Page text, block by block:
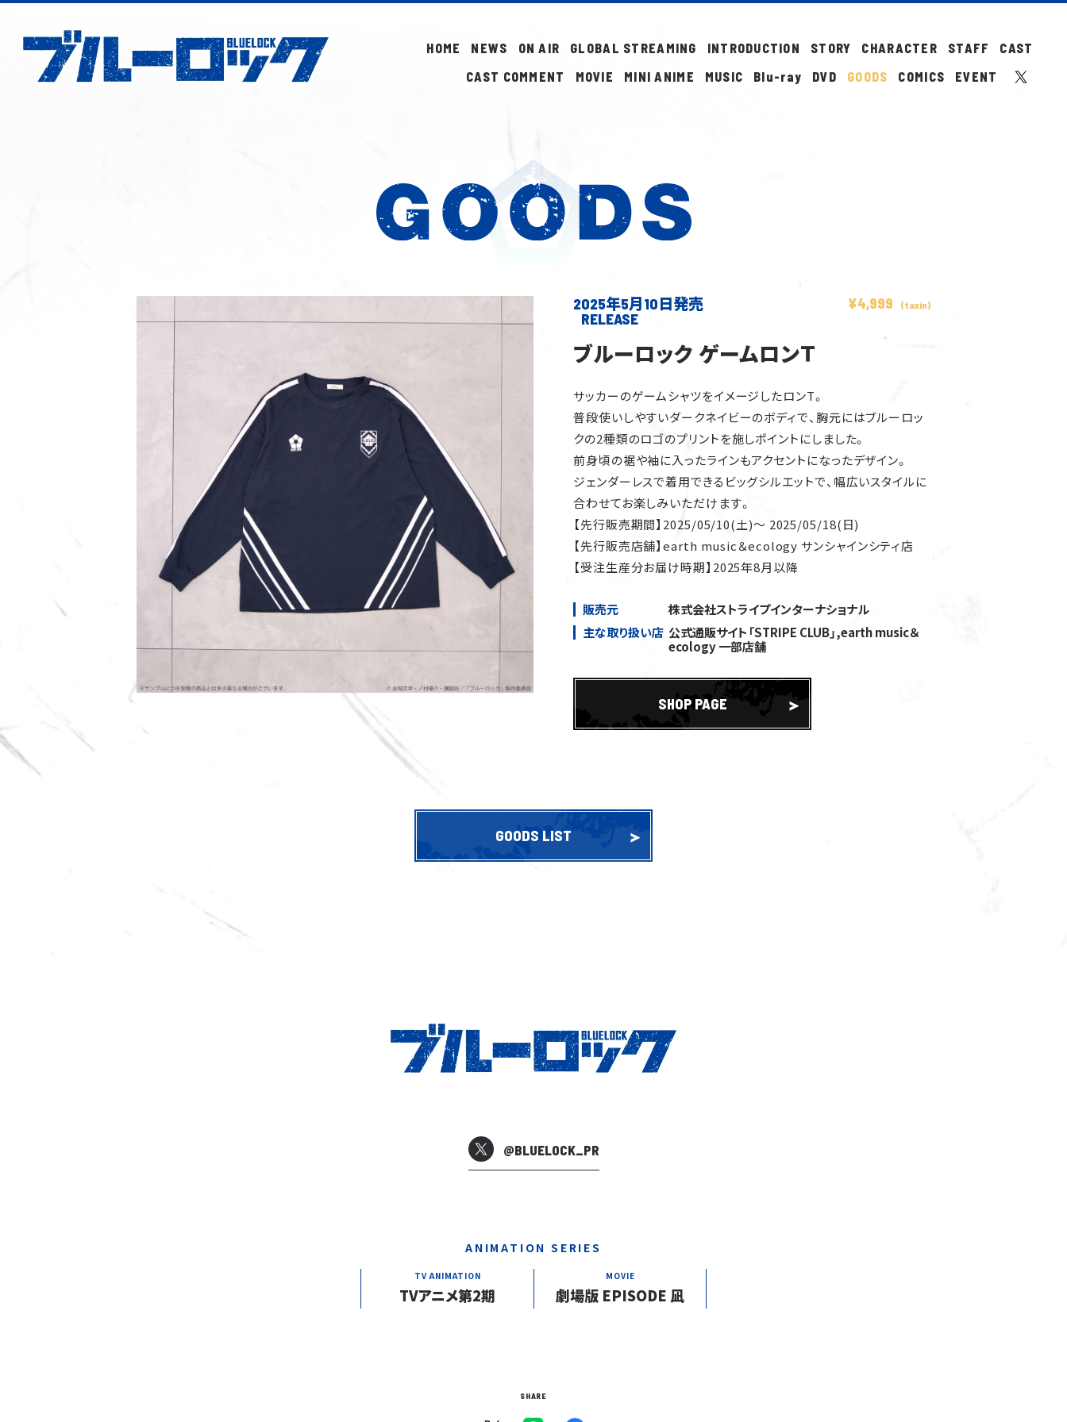
HOME NEWS ON AIR GLOBAL STREAMING INTRODUCTION STORY CHARACTER STAFF
CAST
CAST COMMENT
MOVIE MINI ANIME MUSIC Blu-ray DVD GOODS COMICS EVENT
2025年5月10日発売 ¥4,999 (taxin)
ブルーロック ゲームロンＴ
サッカーのゲームシャツをイメージしたロンT。
普段使いしやすいダークネイビーのボディで、胸元にはブルーロッ
クの2種類のロゴのプリントを施しポイントにしました。
前身頃の裾や袖に入ったラインもアクセントになったデザイン。
ジェンダーレスで着用できるビッグシルエットで、幅広いスタイルに
合わせてお楽しみいただけます。
【先行販売期間】2025/05/10(土)～ 2025/05/18(日)
【先行販売店舗】earth music＆ecology サンシャインシティ店
【受注生産分お届け時期】2025年8月以降
販売元
株式会社ストライプインターナショナル
主な取り扱い店 公式通販サイト「STRIPE CLUB」,earth music＆
ecology 一部店舗
SHOP PAGE
GOODS LIST
@BLUELOCK_PR
ANIMATION SERIES
TV ANIMATION
TVアニメ第2期
MOVIE
劇場版 EPISODE 凪
SHARE